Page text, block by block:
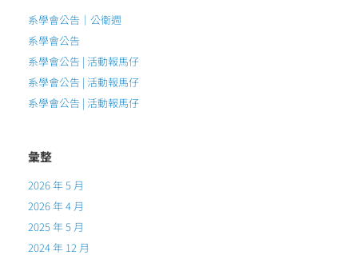
系學會公告｜公衛週
系學會公告
系學會公告 | 活動報馬仔
系學會公告 | 活動報馬仔
系學會公告 | 活動報馬仔
彙整
2026 年 5 月
2026 年 4 月
2025 年 5 月
2024 年 12 月